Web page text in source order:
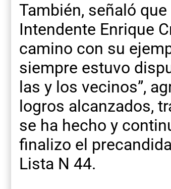
También, señaló
Intendente Enrique
camino con su
siempre estuvo
las y los vecinos”,
logros alcanzados,
se ha hecho y
finalizo el
Lista N 44.